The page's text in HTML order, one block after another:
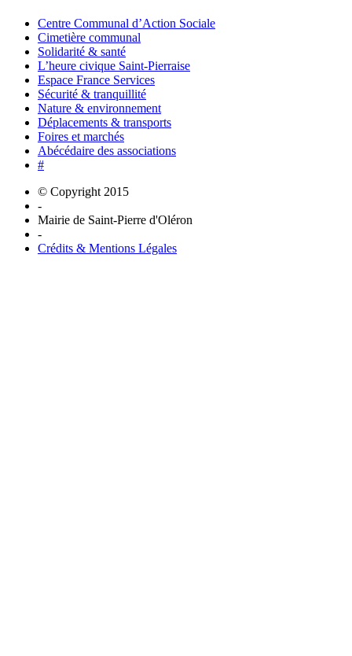
Centre Communal d’Action Sociale
Cimetière communal
Solidarité & santé
L’heure civique Saint-Pierraise
Espace France Services
Sécurité & tranquillité
Nature & environnement
Déplacements & transports
Foires et marchés
Abécédaire des associations
#
© Copyright 2015
-
Mairie de Saint-Pierre d'Oléron
-
Crédits & Mentions Légales